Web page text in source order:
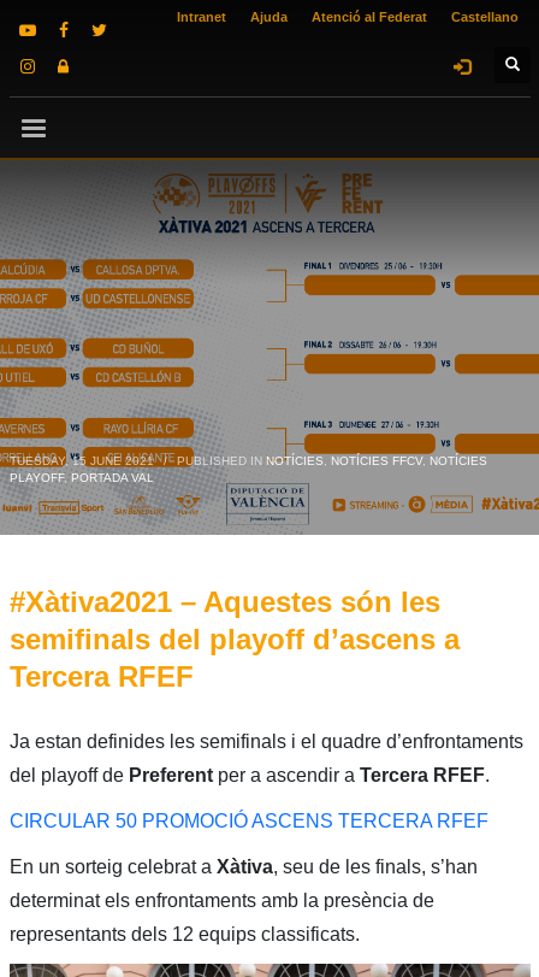
Intranet Ajuda Atenció al Federat Castellano
TUESDAY, 15 JUNE 2021 / PUBLISHED IN NOTÍCIES NOTÍCIES FFCV, NOTÍCIES
PLAYOFF,PORTADA VAL
#Xàtiva2021 – Aquestes són les
semifinals del playoff d’ascens a
Tercera RFEF
Ja estan definides les semifinals i el quadre d’enfrontaments
del playoff de Preferent per a ascendir a Tercera RFEF.
CIRCULAR 50 PROMOCIÓ ASCENS TERCERA RFEF
En un sorteig celebrat a Xàtiva, seu de les finals, s’han
determinat els enfrontaments amb la presència de
representants dels 12 equips classificats.